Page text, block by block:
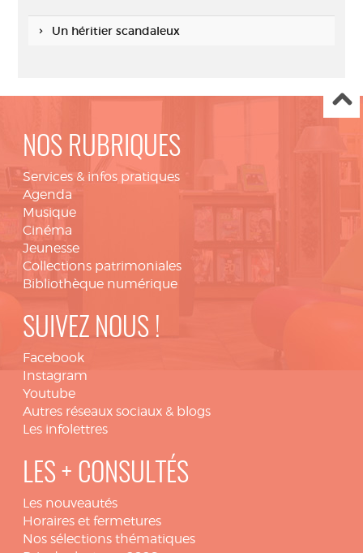
Un héritier scandaleux
NOS RUBRIQUES
Services & infos pratiques
Agenda
Musique
Cinéma
Jeunesse
Collections patrimoniales
Bibliothèque numérique
SUIVEZ NOUS !
Facebook
Instagram
Youtube
Autres réseaux sociaux & blogs
Les infolettres
LES + CONSULTÉS
Les nouveautés
Horaires et fermetures
Nos sélections thématiques